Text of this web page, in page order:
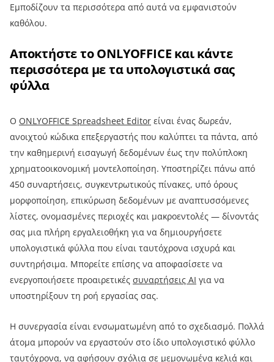
Εμποδίζουν τα περισσότερα από αυτά να εμφανιστούν
καθόλου.
Αποκτήστε το ONLYOFFICE και κάντε
περισσότερα με τα υπολογιστικά σας
φύλλα
Ο ONLYOFFICE Spreadsheet Editor είναι ένας δωρεάν,
ανοιχτού κώδικα επεξεργαστής που καλύπτει τα πάντα, από
την καθημερινή εισαγωγή δεδομένων έως την πολύπλοκη
χρηματοοικονομική μοντελοποίηση. Υποστηρίζει πάνω από
450 συναρτήσεις, συγκεντρωτικούς πίνακες, υπό όρους
μορφοποίηση, επικύρωση δεδομένων με αναπτυσσόμενες
λίστες, ονομασμένες περιοχές και μακροεντολές — δίνοντάς
σας μια πλήρη εργαλειοθήκη για να δημιουργήσετε
υπολογιστικά φύλλα που είναι ταυτόχρονα ισχυρά και
συντηρήσιμα. Μπορείτε επίσης να αποφασίσετε να
ενεργοποιήσετε προαιρετικές συναρτήσεις AI για να
υποστηρίξουν τη ροή εργασίας σας.
Η συνεργασία είναι ενσωματωμένη από το σχεδιασμό. Πολλά
άτομα μπορούν να εργαστούν στο ίδιο υπολογιστικό φύλλο
ταυτόχρονα, να αφήσουν σχόλια σε μεμονωμένα κελιά και